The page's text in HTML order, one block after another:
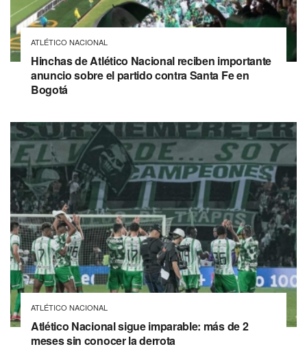
ATLÉTICO NACIONAL
Hinchas de Atlético Nacional reciben importante
anuncio sobre el partido contra Santa Fe en
Bogotá
ATLÉTICO NACIONAL
Atlético Nacional sigue imparable: más de 2
meses sin conocer la derrota